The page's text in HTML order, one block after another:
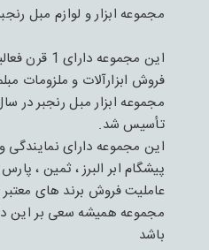
مجموعه ابزار و لوازم مبل
فروش ابزارآلات و ملزومات
تأسیس شد.
این مجموعه دارای
پیشگام ابر البرز ، ثمین ،
عاملیت فروش برند های معتبر
مجموعه همیشه سعی بر این
باشد